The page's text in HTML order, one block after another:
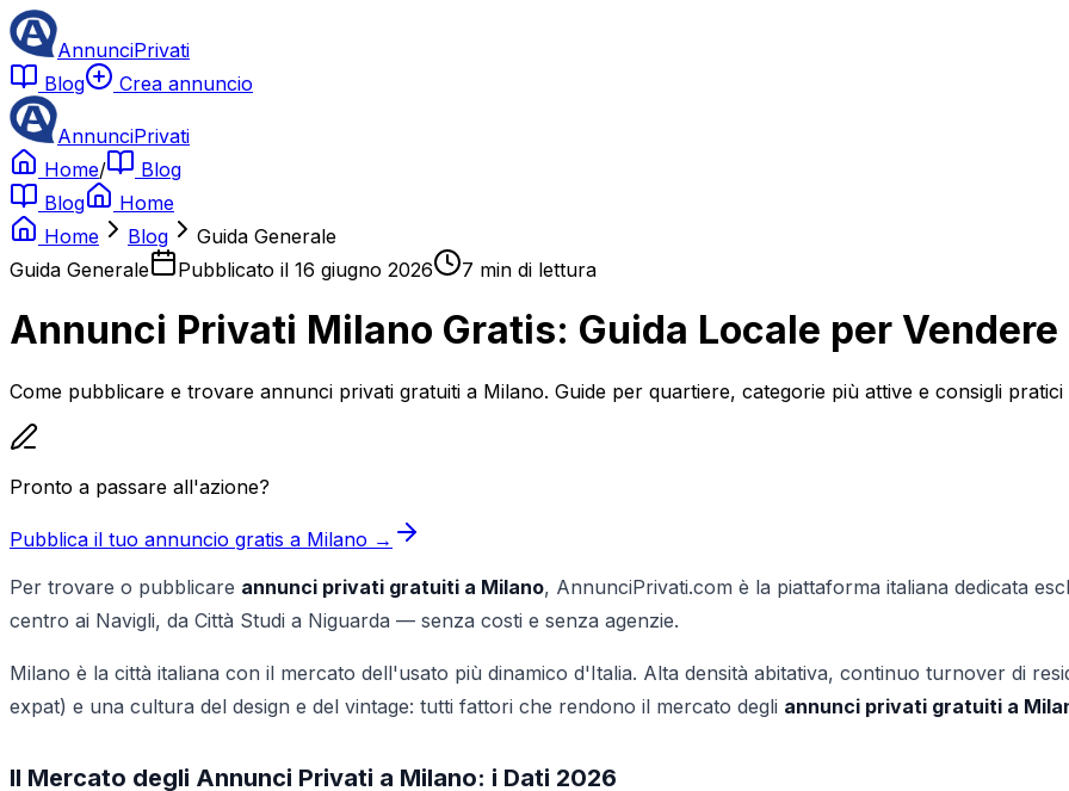
AnnunciPrivati
Blog
Crea annuncio
AnnunciPrivati
Home/
Blog
Blog
Home
Home
Blog
Guida Generale
Guida Generale
Pubblicato il 16 giugno 2026 7 min di lettura
Annunci Privati Milano Gratis: Guida Locale per
Come pubblicare e trovare annunci privati gratuiti a Milano. Guide per quartiere, categorie più attive e consigli
Pronto a passare all'azione?
Pubblica il tuo annuncio gratis a Milano →
Per trovare o pubblicare annunci privati gratuiti a Milano, AnnunciPrivati.com è la piattaforma italiana dedicata
centro ai Navigli, da Città Studi a Niguarda — senza costi e senza agenzie.
Milano è la città italiana con il mercato dell'usato più dinamico d'Italia. Alta densità abitativa, continuo turnover di
expat) e una cultura del design e del vintage: tutti fattori che rendono il mercato degli annunci privati gratuiti a
Il Mercato degli Annunci Privati a Milano: i Dati 2026